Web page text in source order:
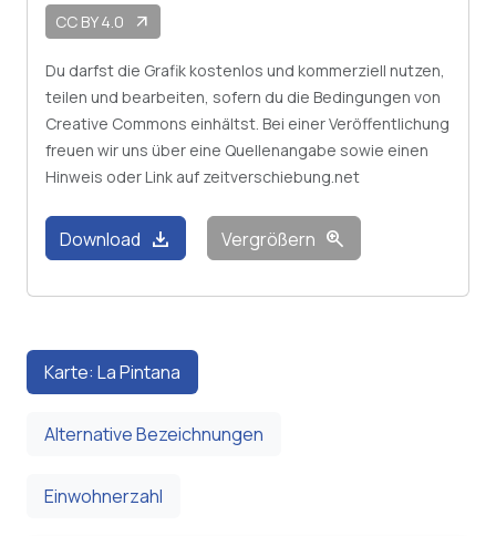
CC BY 4.0 arrow_outward
Du darfst die Grafik kostenlos und kommerziell nutzen,
teilen und bearbeiten, sofern du die Bedingungen von
Creative Commons einhältst. Bei einer Veröffentlichung
freuen wir uns über eine Quellenangabe sowie einen
Hinweis oder Link auf zeitverschiebung.net
Download download Vergrößern zoom_in
Karte: La Pintana
Alternative Bezeichnungen
Einwohnerzahl